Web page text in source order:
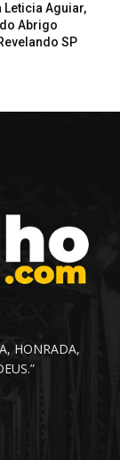
Leticia Aguiar,
Abrigo
SP
HONRADA,